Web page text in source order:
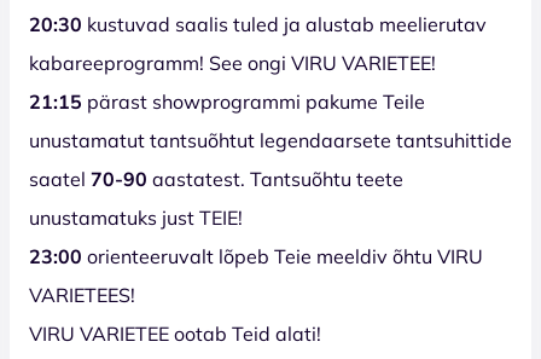
20:30 kustuvad saalis tuled ja alustab meelierutav
kabareeprogramm! See ongi VIRU VARIETEE!
21:15 pärast showprogrammi pakume Teile
unustamatut tantsuõhtut legendaarsete tantsuhittide
saatel 70-90 aastatest. Tantsuõhtu teete
unustamatuks just TEIE!
23:00 orienteeruvalt lõpeb Teie meeldiv õhtu VIRU
VARIETEES!
VIRU VARIETEE ootab Teid alati!